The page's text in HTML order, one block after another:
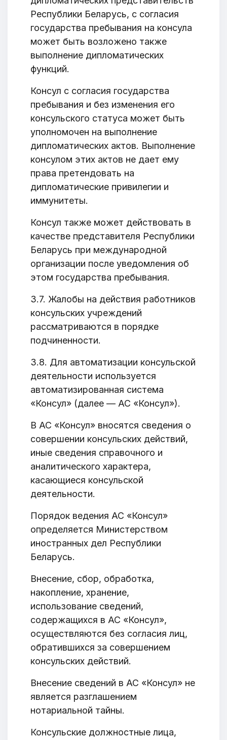
Республики Беларусь, с согласия
государства пребывания на консула
может быть возложено также
выполнение дипломатических
функций.
Консул с согласия государства
пребывания и без изменения его
консульского статуса может быть
уполномочен на выполнение
дипломатических актов. Выполнение
консулом этих актов не дает ему
права претендовать на
дипломатические привилегии и
иммунитеты.
Консул также может действовать в
качестве представителя Республики
Беларусь при международной
организации после уведомления об
этом государства пребывания.
3.7. Жалобы на действия работников
консульских учреждений
рассматриваются в порядке
подчиненности.
3.8. Для автоматизации консульской
деятельности используется
автоматизированная система
«Консул» (далее — АС «Консул»).
В АС «Консул» вносятся сведения о
совершении консульских действий,
иные сведения справочного и
аналитического характера,
касающиеся консульской
деятельности.
Порядок ведения АС «Консул»
определяется Министерством
иностранных дел Республики
Беларусь.
Внесение, сбор, обработка,
накопление, хранение,
использование сведений,
содержащихся в АС «Консул»,
осуществляются без согласия лиц,
обратившихся за совершением
консульских действий.
Внесение сведений в АС «Консул» не
является разглашением
нотариальной тайны.
Консульские должностные лица,